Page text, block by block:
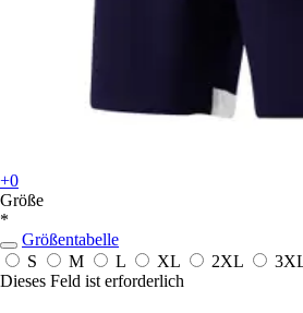
+0
Größe
*
Größentabelle
S
M L XL 2XL
Dieses Feld ist erforderlich